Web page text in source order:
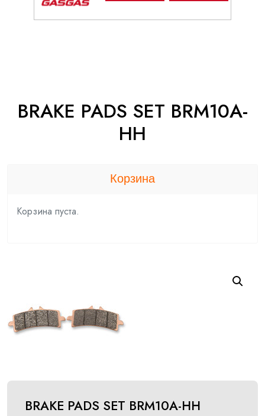
BRAKE PADS SET BRM10A-
HH
BRAKE PADS SET BRM10A-HH
Корзина
Корзина пуста.